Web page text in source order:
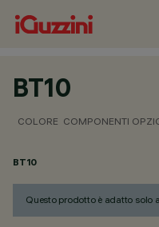
BT10
COLORE COMPONENTI
BT10
Questo prodotto è adatto solo